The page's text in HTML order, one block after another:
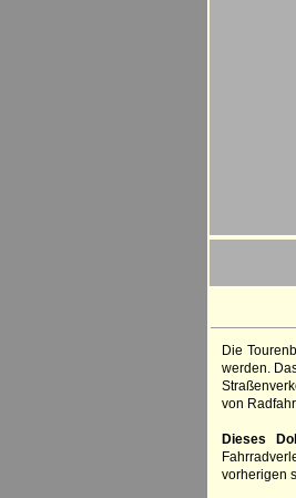
Die
werden.
von
Dieses
vorherigen